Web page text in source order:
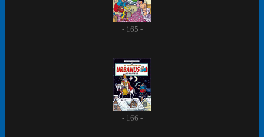
- 165 -
- 166 -